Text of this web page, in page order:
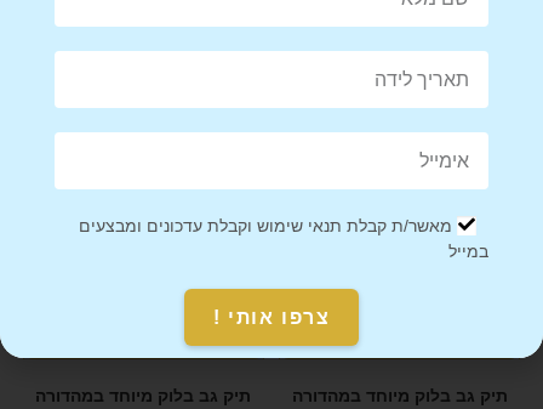
מוגבלת
299
תיק גב בלוק מיוחד במהדורה
תיק גב בלוק מיוחד במהדורה
מאשר/ת קבלת תנאי שימוש וקבלת עדכונים ומבצעים
במייל
צרפו אותי !